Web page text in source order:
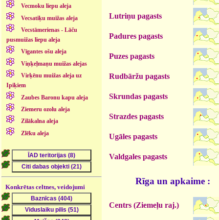
Vecmoku liepu aleja
Vecsatiķu muižas aleja
Vecstāmerienas - Lāču
pusmuižas liepu aleja
Vīgantes ošu aleja
Viņķeļmaņu muižas alejas
Virķēnu muižas aleja uz
Ipiķiem
Zaubes Baronu kapu aleja
Ziemeru ozolu aleja
Zilākalna aleja
Zlēku aleja
Konkrētas celtnes, veidojumi
Lutriņu pagasts
Padures pagasts
Puzes pagasts
Rudbāržu pagasts
Skrundas pagasts
Strazdes pagasts
Ugāles pagasts
Valdgales pagasts
Rīga un apkaime :
Centrs (Ziemeļu raj.)